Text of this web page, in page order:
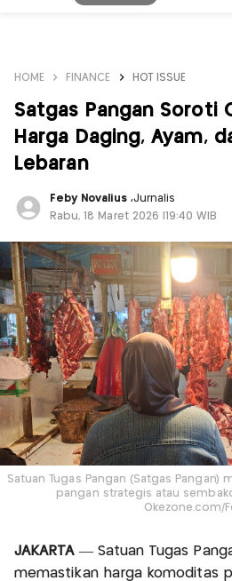
HOME FINANCE HOT ISSUE
Satgas Pangan Soroti
Harga Daging, Ayam,
Lebaran
Feby Novalius ,Jurnalis
Rabu, 18 Maret 2026 |19:40 WIB
Satuan Tugas Pangan (Satgas Pangan)
pangan strategis atau
Okezone.com/
JAKARTA— Satuan Tugas
memastikan harga komoditas